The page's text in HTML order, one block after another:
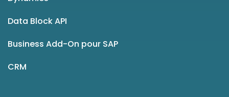
Data Block API
Business Add-On pour SAP
CRM